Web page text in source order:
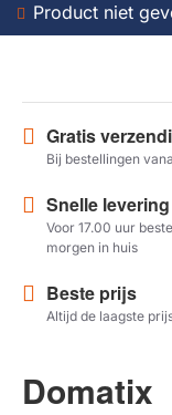
Product niet
Gratis
Bij bestellingen
Snelle levering
Voor 17.00 uur
morgen in huis
Beste prijs
Altijd de laagste
Domatix